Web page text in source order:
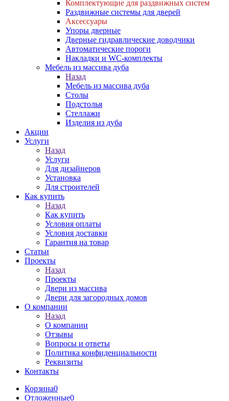
Комплектующие для раздвижных систем
Раздвижные системы для дверей
Аксессуары
Упоры дверные
Дверные гидравлические доводчики
Автоматические пороги
Накладки и WC-комплекты
Мебель из массива дуба
Назад
Мебель из массива дуба
Столы
Подстолья
Стеллажи
Изделия из дуба
Акции
Услуги
Назад
Услуги
Для дизайнеров
Установка
Для строителей
Как купить
Назад
Как купить
Условия оплаты
Условия доставки
Гарантия на товар
Статьи
Проекты
Назад
Проекты
Двери из массива
Двери для загородных домов
О компании
Назад
О компании
Отзывы
Вопросы и ответы
Политика конфиденциальности
Реквизиты
Контакты
Корзина0
Отложенные0